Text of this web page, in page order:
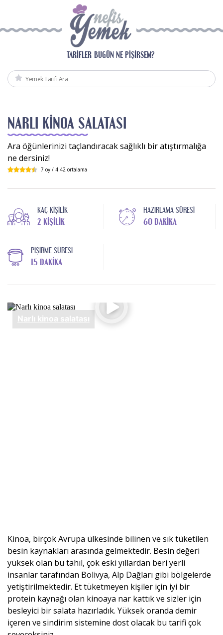
TARIFLER BUGÜN NE PIŞIRSEM?
NARLI KINOA SALATASI
Ara öğünlerinizi taçlandıracak sağlıklı bir atıştırmalığa
ne dersiniz!
7 oy / 4.42 ortalama
KAÇ KIŞILIK
2 KIŞILIK
HAZIRLAMA SÜRESI
60 DAKIKA
PIŞIRME SÜRESI
15 DAKIKA
Kinoa, birçok Avrupa ülkesinde bilinen ve sık tüketilen
besin kaynakları arasında gelmektedir. Besin değeri
yüksek olan bu tahıl, çok eski yıllardan beri yerli
insanlar tarafından Bolivya, Alp Dağları gibi bölgelerde
yetiştirilmektedir. Et tüketmeyen kişiler için iyi bir
protein kaynağı olan kinoaya nar kattık ve sizler için
besleyici bir salata hazırladık. Yüksek oranda demir
içeren ve sindirim sistemine dost olacak bu tarifi çok